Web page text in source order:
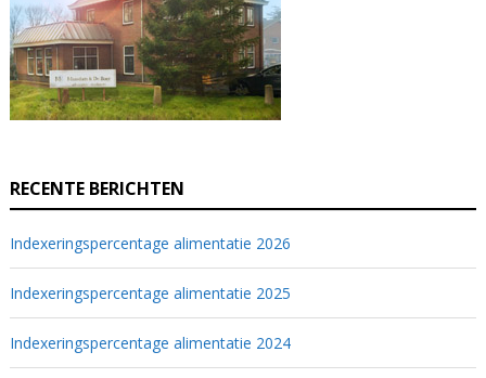
RECENTE BERICHTEN
Indexeringspercentage alimentatie 2026
Indexeringspercentage alimentatie 2025
Indexeringspercentage alimentatie 2024